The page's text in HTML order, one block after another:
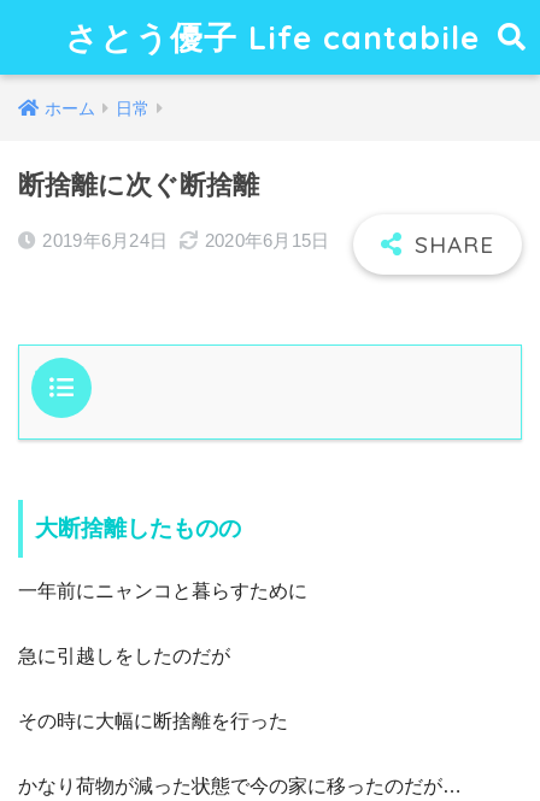
さとう優子 Life cantabile
ホーム 日常
断捨離に次ぐ断捨離
2019年6月24日 2020年6月15日
目次
大断捨離したものの
一年前にニャンコと暮らすために
急に引越しをしたのだが
その時に大幅に断捨離を行った
かなり荷物が減った状態で今の家に移ったのだが…